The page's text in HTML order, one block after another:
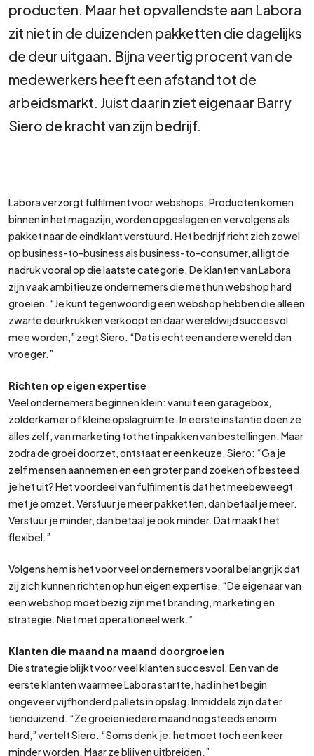
producten. Maar het opvallendste aan Labora
zit niet in de duizenden pakketten die dagelijks
de deur uitgaan. Bijna veertig procent van de
medewerkers heeft een afstand tot de
arbeidsmarkt. Juist daarin ziet eigenaar Barry
Siero de kracht van zijn bedrijf.
Labora verzorgt fulfilment voor webshops. Producten komen
binnen in het magazijn, worden opgeslagen en vervolgens als
pakket naar de eindklant verstuurd. Het bedrijf richt zich zowel
op business-to-business als business-to-consumer, al ligt de
nadruk vooral op die laatste categorie. De klanten van Labora
zijn vaak ambitieuze ondernemers die met hun webshop hard
groeien. “Je kunt tegenwoordig een webshop hebben die alleen
zwarte deurkrukken verkoopt en daar wereldwijd succesvol
mee worden,” zegt Siero. “Dat is echt een andere wereld dan
vroeger.”
Richten op eigen expertise
Veel ondernemers beginnen klein: vanuit een garagebox,
zolderkamer of kleine opslagruimte. In eerste instantie doen ze
alles zelf, van marketing tot het inpakken van bestellingen. Maar
zodra de groei doorzet, ontstaat er een keuze. Siero: “Ga je
zelf mensen aannemen en een groter pand zoeken of besteed
je het uit? Het voordeel van fulfilment is dat het meebeweegt
met je omzet. Verstuur je meer pakketten, dan betaal je meer.
Verstuur je minder, dan betaal je ook minder. Dat maakt het
flexibel.”
Volgens hem is het voor veel ondernemers vooral belangrijk dat
zij zich kunnen richten op hun eigen expertise. “De eigenaar van
een webshop moet bezig zijn met branding, marketing en
strategie. Niet met operationeel werk.”
Klanten die maand na maand doorgroeien
Die strategie blijkt voor veel klanten succesvol. Een van de
eerste klanten waarmee Labora startte, had in het begin
ongeveer vijfhonderd pallets in opslag. Inmiddels zijn dat er
tienduizend. “Ze groeien iedere maand nog steeds enorm
hard,” vertelt Siero. “Soms denk je: het moet toch een keer
minder worden. Maar ze blijven uitbreiden.”